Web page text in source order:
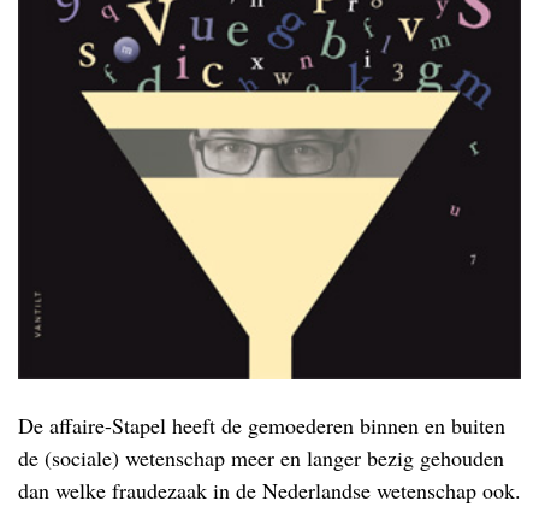
De affaire-Stapel heeft de gemoederen binnen en buiten
de (sociale) wetenschap meer en langer bezig gehouden
dan welke fraudezaak in de Nederlandse wetenschap ook.